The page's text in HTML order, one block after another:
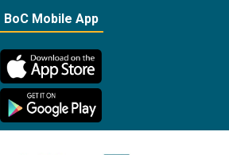
BoC Mobile App